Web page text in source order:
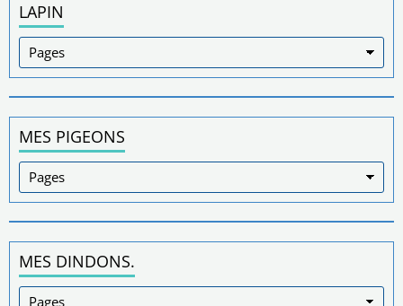
LAPIN
MES PIGEONS
MES DINDONS.